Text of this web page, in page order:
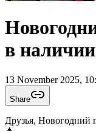
в
13 November 2025,
Share
Друзья, Новогодний